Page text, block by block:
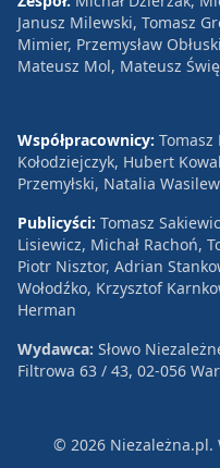
Janusz Milewski, Tomasz
Mimier, Przemysław
Mateusz Mol, Mateusz
Współpracownicy: Tomasz
Kołodziejczyk, Hubert
Przemyłski, Natalia
Publicyści: Tomasz
Lisiewicz, Michał Rachoń,
Piotr Nisztor, Adrian
Wołodźko, Krzysztof
Herman
Wydawca: Słowo
Filtrowa 63 / 43, 02-056
© 2026 Niezależna.pl.